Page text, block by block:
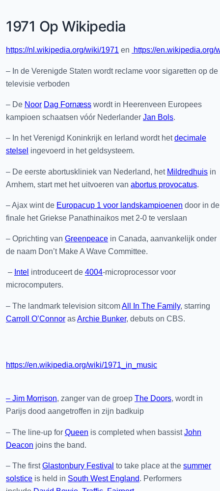
1971 Op Wikipedia
https://nl.wikipedia.org/wiki/1971 en https://en.wikipedia.org/
– In de Verenigde Staten wordt reclame voor sigaretten op de
televisie verboden
– De Noor Dag Fornæss wordt in Heerenveen Europees
kampioen schaatsen vóór Nederlander Jan Bols.
– In het Verenigd Koninkrijk en Ierland wordt hetdecimale
stelsel ingevoerd in het geldsysteem.
– De eerste abortuskliniek van Nederland, het Mildredhuis in
Arnhem, start met het uitvoeren van abortus provocatus.
– Ajax wint de Europacup 1 voor landskampioenen door in de
finale het Griekse Panathinaikos met 2-0 te verslaan
– Oprichting van Greenpeace in Canada, aanvankelijk onder
de naam Don’t Make A Wave Committee.
– Intel introduceert de 4004-microprocessor voor
microcomputers.
– The landmark television sitcomAll In The Family, starring
Carroll O’Connor asArchie Bunker, debuts on CBS.
https://en.wikipedia.org/wiki/1971_in_music
– Jim Morrison, zanger van de groep The Doors, wordt in
Parijs dood aangetroffen in zijn badkuip
– The line-up for Queen is completed when bassistJohn
Deacon joins the band.
– The firstGlastonbury Festival to take place at the summer
solstice is held in South West England. Performers